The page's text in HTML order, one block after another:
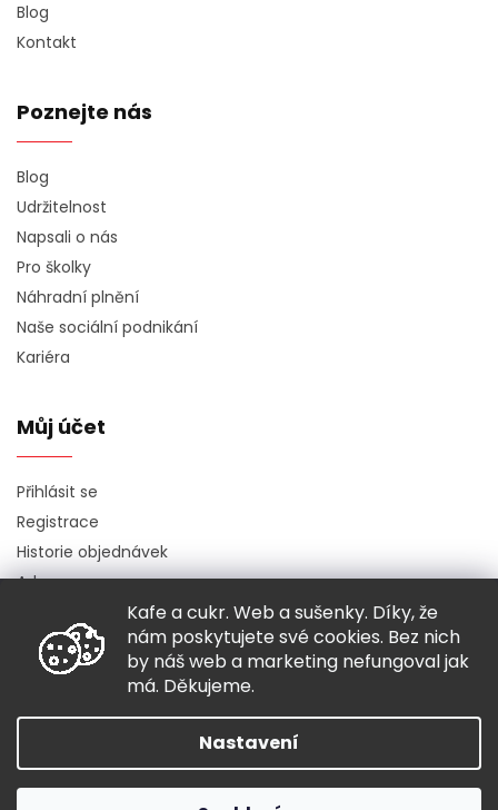
Kafe a cukr. Web a sušenky. Díky, že
nám poskytujete své cookies. Bez nich
by náš web a marketing nefungoval jak
má. Děkujeme.
Nastavení
Blog
Kontakt
Poznejte nás
Blog
Udržitelnost
Napsali o nás
Pro školky
Náhradní plnění
Naše sociální podnikání
Kariéra
Můj účet
Přihlásit se
Registrace
Historie objednávek
Adresy
. Všechna práva vyhrazena.